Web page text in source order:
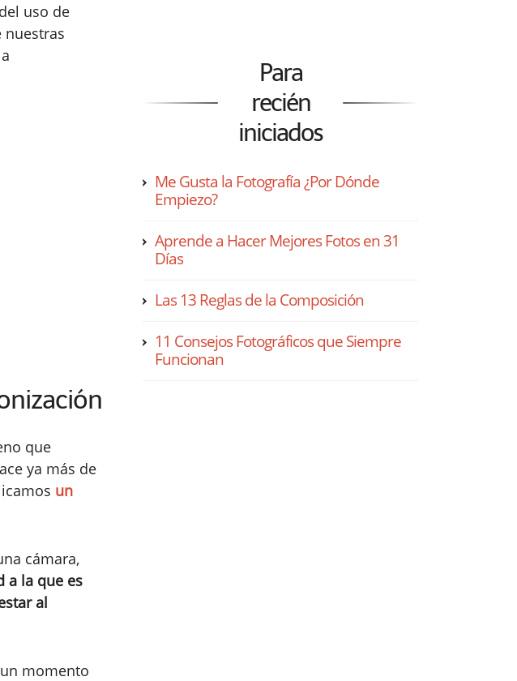
uso de
nuestras
que
ya más de
un
cámara,
a la que es
al
momento
Para
recién
iniciados
Me Gusta la Fotografía ¿Por Dónde
Empiezo?
Aprende a Hacer Mejores Fotos en 31
Días
Las 13 Reglas de la Composición
11 Consejos Fotográficos que Siempre
Funcionan